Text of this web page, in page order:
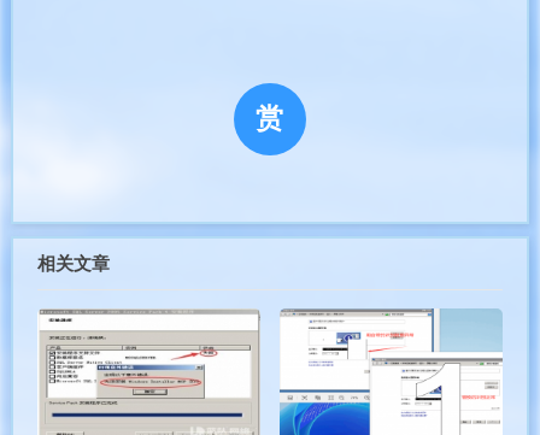
而 Intel 板载网卡的不同型号的 WOL 功能设置稍有不同：其中
i219V 和 i218V 相同，而 i211AT需要单独注意一下。
接上网线，开机后我们进入 BIOS-Advanced-APM
Configuration 里，将 Power OnBy PCI-E 设置为开启，如下图所
示：
赏
相关文章